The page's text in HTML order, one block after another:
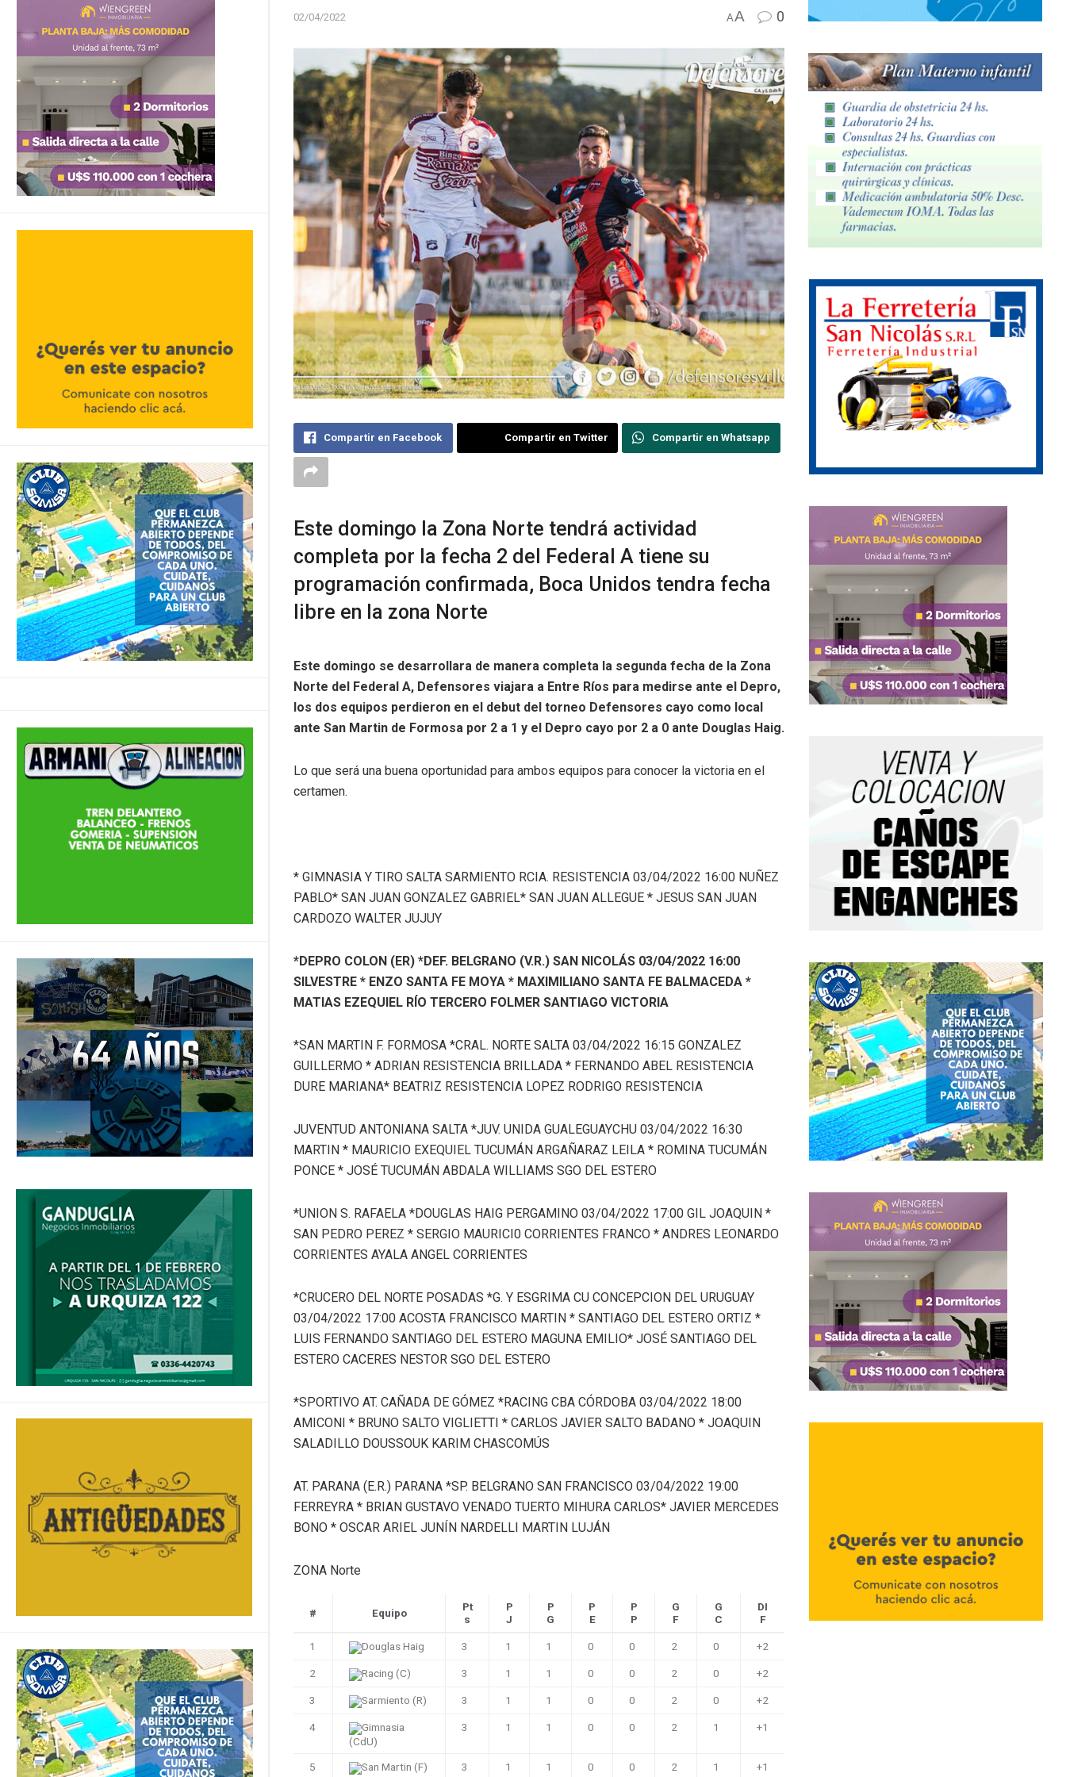
02/04/2022 AA 0
Compartir en Facebook Compartir en Twitter Compartir en Whatsapp
Este domingo la Zona Norte tendrá actividad
completa por la fecha 2 del Federal A tiene su
programación confirmada, Boca Unidos tendra fecha
libre en la zona Norte
Este domingo se desarrollara de manera completa la segunda fecha de la Zona
Norte del Federal A, Defensores viajara a Entre Ríos para medirse ante el Depro,
los dos equipos perdieron en el debut del torneo Defensores cayo como local
ante San Martin de Formosa por 2 a 1 y el Depro cayo por 2 a 0 ante Douglas Haig.
Lo que será una buena oportunidad para ambos equipos para conocer la victoria en el
certamen.
* GIMNASIA Y TIRO SALTA SARMIENTO RCIA. RESISTENCIA 03/04/2022 16:00 NUÑEZ
PABLO* SAN JUAN GONZALEZ GABRIEL* SAN JUAN ALLEGUE * JESUS SAN JUAN
CARDOZO WALTER JUJUY
*DEPRO COLON (ER) *DEF. BELGRANO (V.R.) SAN NICOLÁS 03/04/2022 16:00
SILVESTRE * ENZO SANTA FE MOYA * MAXIMILIANO SANTA FE BALMACEDA *
MATIAS EZEQUIEL RÍO TERCERO FOLMER SANTIAGO VICTORIA
*SAN MARTIN F. FORMOSA *CRAL. NORTE SALTA 03/04/2022 16:15 GONZALEZ
GUILLERMO * ADRIAN RESISTENCIA BRILLADA * FERNANDO ABEL RESISTENCIA
DURE MARIANA* BEATRIZ RESISTENCIA LOPEZ RODRIGO RESISTENCIA
JUVENTUD ANTONIANA SALTA *JUV. UNIDA GUALEGUAYCHU 03/04/2022 16:30
MARTIN * MAURICIO EXEQUIEL TUCUMÁN ARGAÑARAZ LEILA * ROMINA TUCUMÁN
PONCE * JOSÉ TUCUMÁN ABDALA WILLIAMS SGO DEL ESTERO
*UNION S. RAFAELA *DOUGLAS HAIG PERGAMINO 03/04/2022 17:00 GIL JOAQUIN *
SAN PEDRO PEREZ * SERGIO MAURICI0 CORRIENTES FRANCO * ANDRES LEONARDO
CORRIENTES AYALA ANGEL CORRIENTES
*CRUCERO DEL NORTE POSADAS *G. Y ESGRIMA CU CONCEPCION DEL URUGUAY
03/04/2022 17:00 ACOSTA FRANCISCO MARTIN * SANTIAGO DEL ESTERO ORTIZ *
LUIS FERNANDO SANTIAGO DEL ESTERO MAGUNA EMILIO* JOSÉ SANTIAGO DEL
ESTERO CACERES NESTOR SGO DEL ESTERO
*SPORTIVO AT. CAÑADA DE GÓMEZ *RACING CBA CÓRDOBA 03/04/2022 18:00
AMICONI * BRUNO SALTO VIGLIETTI * CARLOS JAVIER SALTO BADANO * JOAQUIN
SALADILLO DOUSSOUK KARIM CHASCOMÚS
AT. PARANA (E.R.) PARANA *SP. BELGRANO SAN FRANCISCO 03/04/2022 19:00
FERREYRA * BRIAN GUSTAVO VENADO TUERTO MIHURA CARLOS* JAVIER MERCEDES
BONO * OSCAR ARIEL JUNÍN NARDELLI MARTIN LUJÁN
ZONA Norte
# Equipo
Pt
s
P
J
P
G
P
E
P
P
G
F
G
C
DI
F
1 Douglas Haig 3 1 1 0 0 2 0 +2
2 Racing (C) 3 1 1 0 0 2 0 +2
3 Sarmiento (R) 3 1 1 0 0 2 0 +2
4
Gimnasia
(CdU)
3 1 1 0 0 2 1 +1
5 San Martin (F) 3 1 1 0 0 2 1 +1